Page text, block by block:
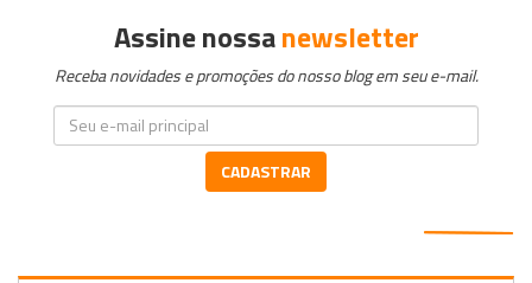
Assine nossanewsletter
Receba novidades e promoções do nosso blog em seu e-mail.
CADASTRAR